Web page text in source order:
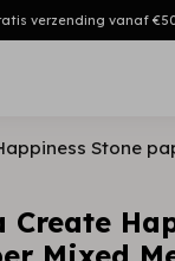
verzending vanaf
Stone
Create